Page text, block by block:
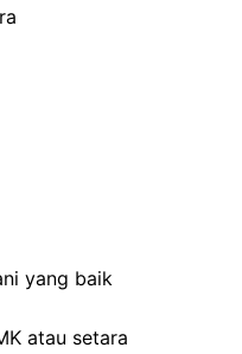
yang baik
atau setara